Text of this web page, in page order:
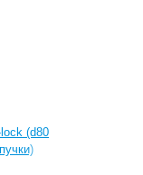
(d80